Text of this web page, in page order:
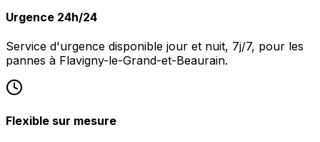
Urgence 24h/24
Service d'urgence disponible jour et nuit, 7j/7, pour les
pannes à Flavigny-le-Grand-et-Beaurain.
Flexible sur mesure